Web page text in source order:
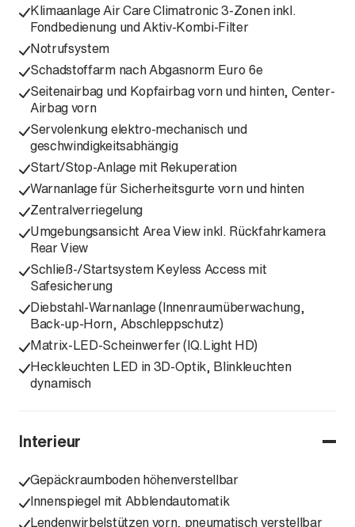
Klimaanlage Air Care Climatronic 3-Zonen inkl.
Fondbedienung und Aktiv-Kombi-Filter
Notrufsystem
Schadstoffarm nach Abgasnorm Euro 6e
Seitenairbag und Kopfairbag vorn und hinten, Center-
Airbag vorn
Servolenkung elektro-mechanisch und
geschwindigkeitsabhängig
Start/Stop-Anlage mit Rekuperation
Warnanlage für Sicherheitsgurte vorn und hinten
Zentralverriegelung
Umgebungsansicht Area View inkl. Rückfahrkamera
Rear View
Schließ-/Startsystem Keyless Access mit
Safesicherung
Diebstahl-Warnanlage (Innenraumüberwachung,
Back-up-Horn, Abschleppschutz)
Matrix-LED-Scheinwerfer (IQ.Light HD)
Heckleuchten LED in 3D-Optik, Blinkleuchten
dynamisch
Interieur
Gepäckraumboden höhenverstellbar
Innenspiegel mit Abblendautomatik
Lendenwirbelstützen vorn, pneumatisch verstellbar